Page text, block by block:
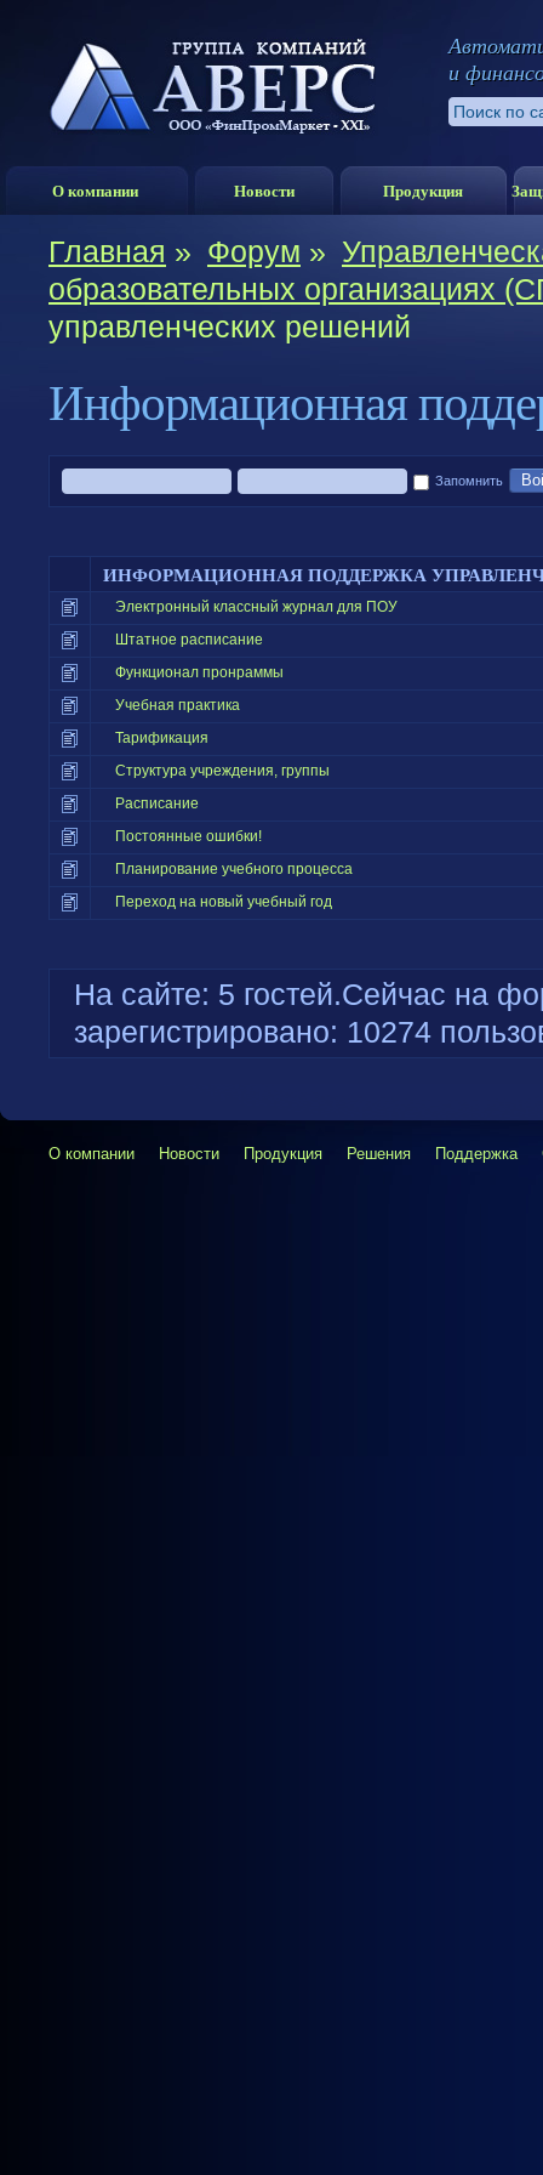
и
О компании Новости Продукция
Главная » Форум »
образовательных организациях
управленческих решений
Информационная
Запомнить
ИНФОРМАЦИОННАЯ ПОДДЕРЖКА
Электронный классный журнал для ПОУ
Штатное расписание
Функционал пронраммы
Учебная практика
Тарификация
Структура учреждения, группы
Расписание
Постоянные ошибки!
Планирование учебного процесса
Переход на новый учебный год
На сайте: 5 гостей.Сейчас на
зарегистрировано: 10274
О компании Новости Продукция Решения Поддержка